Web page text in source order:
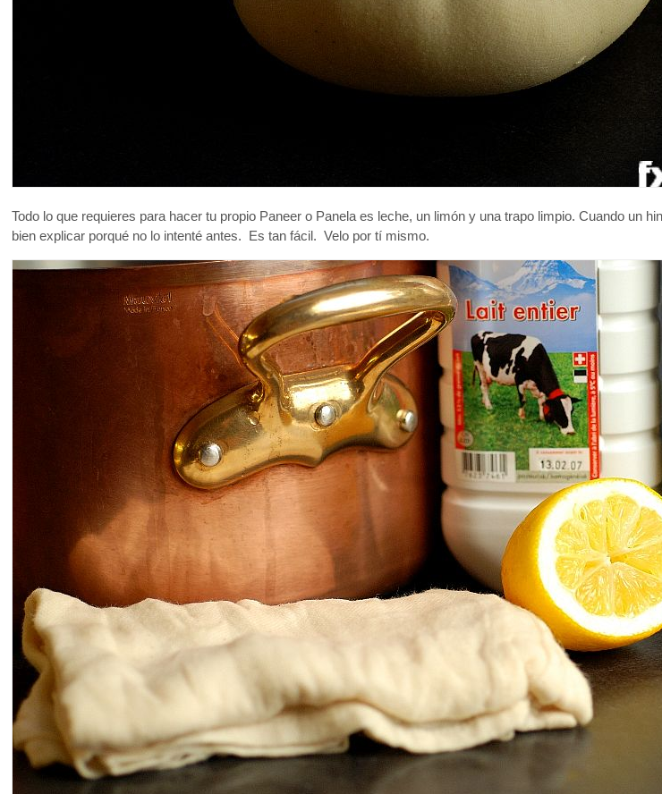
Todo lo que requieres para hacer tu propio Paneer o Panela es leche, un limón y una trapo limpio. Cuando un
bien explicar porqué no lo intenté antes. Es tan fácil. Velo por tí mismo.